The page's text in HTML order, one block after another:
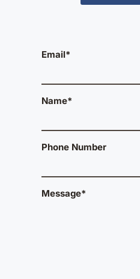
Email*
Name*
Phone Number
Message*